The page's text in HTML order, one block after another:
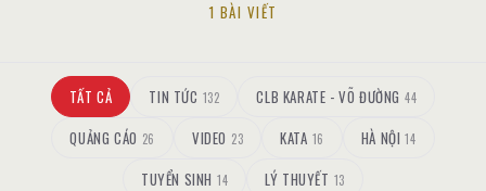
1 BÀI VIẾT
TẤT CẢ TIN TỨC 132 CLB KARATE - VÕ ĐƯỜNG 44
QUẢNG CÁO 26 VIDEO 23 KATA 16 HÀ NỘI 14
TUYỂN SINH 14 LÝ THUYẾT 13